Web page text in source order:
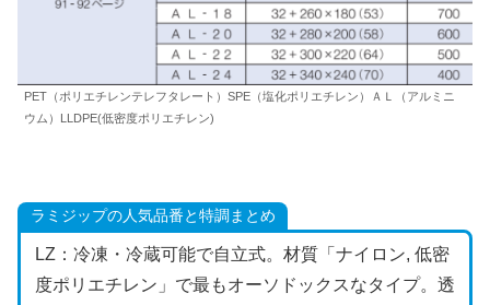
PET（ポリエチレンテレフタレート）SPE（塩化ポリエチレン）ＡＬ（アルミニ
ウム）LLDPE(低密度ポリエチレン)
ラミジップの人気品番と特調まとめ
LZ：冷凍・冷蔵可能で自立式。材質「ナイロン, 低密
度ポリエチレン」で最もオーソドックスなタイプ。透